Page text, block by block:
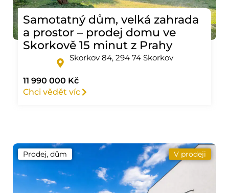
Samotatný dům, velká zahrada
a prostor – prodej domu ve
Skorkově 15 minut z Prahy
Skorkov 84, 294 74 Skorkov
11 990 000 Kč
Chci vědět víc
Prodej, dům V prodeji